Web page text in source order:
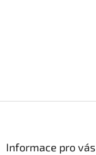
Informace pro vás